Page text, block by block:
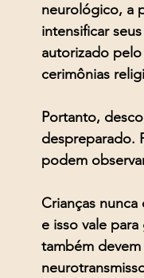
🔮 Consulta Espiritual
neurológico, a
intensificar
autorizado
cerimônias
Portanto,
despreparado.
podem
Crianças
e isso vale
também